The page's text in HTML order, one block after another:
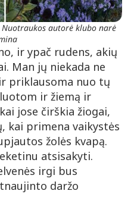
autorė klubo narė
ir ypač rudens, akių
Man jų niekada ne
priklausoma nuo tų
ir žiemą ir
jose čirškia žiogai,
kai primena vaikystės
žolės kvapą.
atsisakyti.
irgi bus
daržo